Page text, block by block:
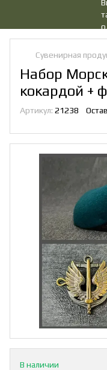
Сувенирная
Набор
кокардой +
Артикул: 21238
В наличии